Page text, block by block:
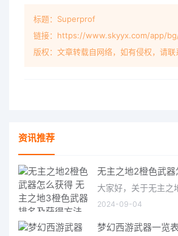
标题：Superprof
链接：https://www.skyyx.com/app/
版权：文章转载自网络，如有侵权，请联
资讯推荐
2024-09-04
梦幻西游武器一览表